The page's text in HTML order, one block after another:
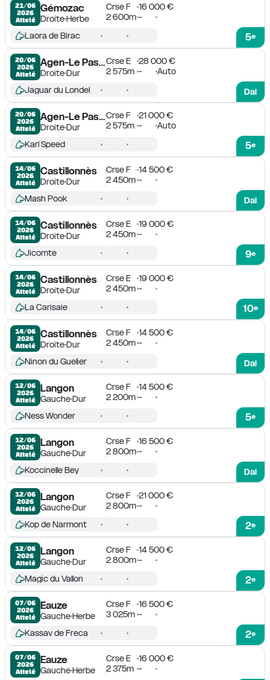
21/06
2026
Attelé
Gémozac
DroiteHerbe
Crse F
16 000 €
2 600m -
5e
Laora de Birac
20/06
2026
Attelé
Agen-Le Passage
DroiteDur
Crse E
28 000 €
2 575m -
Auto
Dai
Jaguar du Londel
20/06
2026
Attelé
Agen-Le Passage
DroiteDur
Crse F
21 000 €
2 575m - Auto
5e
Karl Speed
14/06
2026
Attelé
Castillonnès
DroiteDur
Crse F
14 500 €
2 450m -
Dai
Mash Pook
14/06
2026
Attelé
Castillonnès
DroiteDur
Crse E
19 000 €
2 450m -
9e
Jicomte
14/06
2026
Attelé
Castillonnès
DroiteDur
Crse E
19 000 €
2 450m -
10e
La Carisaie
14/06
2026
Attelé
Castillonnès
DroiteDur
Crse F
14 500 €
2 450m -
Dai
Ninon du Guelier
12/06
2026
Attelé
Langon
GaucheDur
Crse F
14 500 €
2 200m -
5e
Ness Wonder
12/06
2026
Attelé
Langon
GaucheDur
Crse F
16 500 €
2 800m -
Dai
Koccinelle Bey
12/06
2026
Attelé
Langon
GaucheDur
Crse F
21 000 €
2 800m -
2e
Kop de Narmont
12/06
2026
Attelé
Langon
GaucheDur
Crse F
14 500 €
2 800m -
2e
Magic du Vallon
07/06
2026
Attelé
Eauze
GaucheHerbe
Crse F
16 500 €
3 025m -
2e
Kassav de Freca
07/06
2026
Attelé
Eauze
GaucheHerbe
Crse E
16 000 €
2 375m -